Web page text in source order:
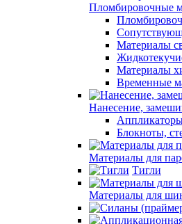
Пломбировочные
Материалы
Материалы
Временные
Нанесение,
Блокноты,
Материалы для
Тигли
Материалы для